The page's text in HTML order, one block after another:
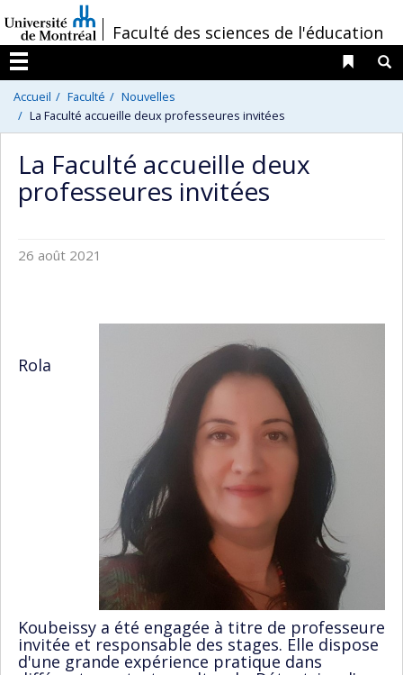
au
contenu
/Faculté des sciences de l'éducation
Menu
Liens
Accueil Faculté
Nouvelles
La Faculté accueille deux professeures invitées
La Faculté accueille deux
professeures invitées
26 août 2021
Rola
Koubeissy a été engagée à titre de professeure
invitée et responsable des stages. Elle dispose
d'une grande expérience pratique dans